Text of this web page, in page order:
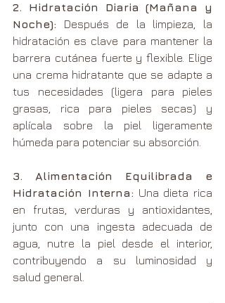
2. Hidratación Diaria (Mañana y
Noche): Después de la limpieza, la
hidratación es clave para mantener la
barrera cutánea fuerte y flexible. Elige
una crema hidratante que se adapte a
tus necesidades (ligera para pieles
grasas, rica para pieles secas) y
aplícala sobre la piel ligeramente
húmeda para potenciar su absorción.
3. Alimentación Equilibrada e
Hidratación Interna: Una dieta rica
en frutas, verduras y antioxidantes,
junto con una ingesta adecuada de
agua, nutre la piel desde el interior,
contribuyendo a su luminosidad y
salud general.